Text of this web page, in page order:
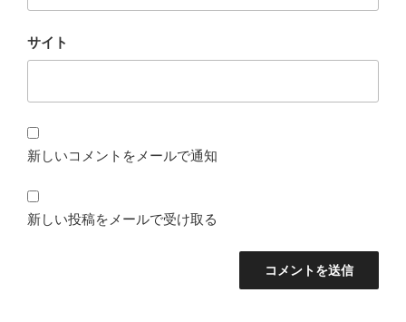
サイト
新しいコメントをメールで通知
新しい投稿をメールで受け取る